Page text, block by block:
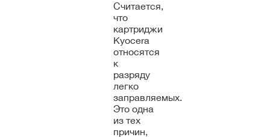
Считается,
что
картриджи
Kyocera
относятся
к
разряду
легко
заправляемых.
Это одна
из тех
причин,